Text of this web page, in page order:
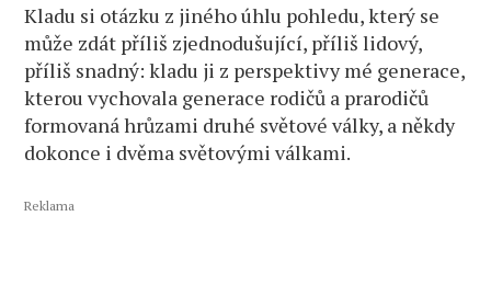
Kladu si otázku z jiného úhlu pohledu, který se
může zdát příliš zjednodušující, příliš lidový,
příliš snadný: kladu ji z perspektivy mé generace,
kterou vychovala generace rodičů a prarodičů
formovaná hrůzami druhé světové války, a někdy
dokonce i dvěma světovými válkami.
Reklama